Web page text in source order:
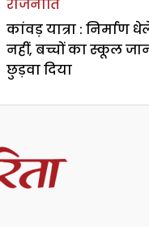
राजनीति
कांवड़ यात्रा : निर्माण
नहीं, बच्चों का स्कूल
छुड़वा दिया